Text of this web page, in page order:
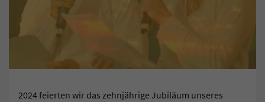
2024 feierten wir das zehnjährige Jubiläum unseres